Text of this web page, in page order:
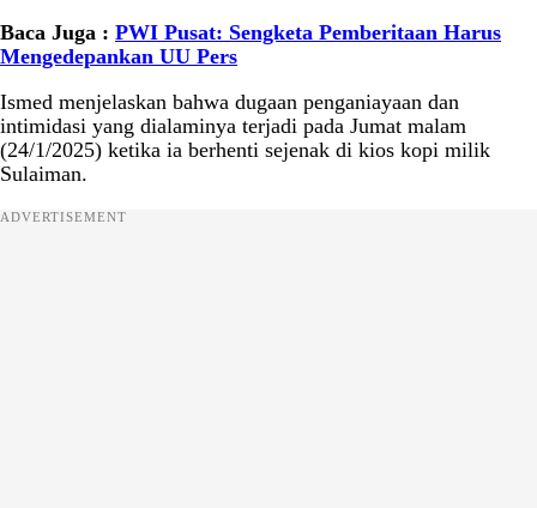
Baca Juga : PWI Pusat: Sengketa Pemberitaan Harus
Mengedepankan UU Pers
Ismed menjelaskan bahwa dugaan penganiayaan dan
intimidasi yang dialaminya terjadi pada Jumat malam
(24/1/2025) ketika ia berhenti sejenak di kios kopi milik
Sulaiman.
ADVERTISEMENT